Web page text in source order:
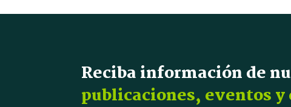
Reciba información de
publicaciones, eventos